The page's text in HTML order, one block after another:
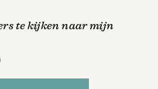
te kijken naar mijn